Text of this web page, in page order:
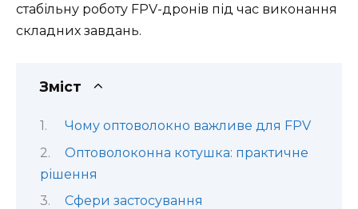
стабільну роботу FPV-дронів під час виконання
складних завдань.
Зміст
Чому оптоволокно важливе для FPV
Оптоволоконна котушка: практичне
рішення
Сфери застосування